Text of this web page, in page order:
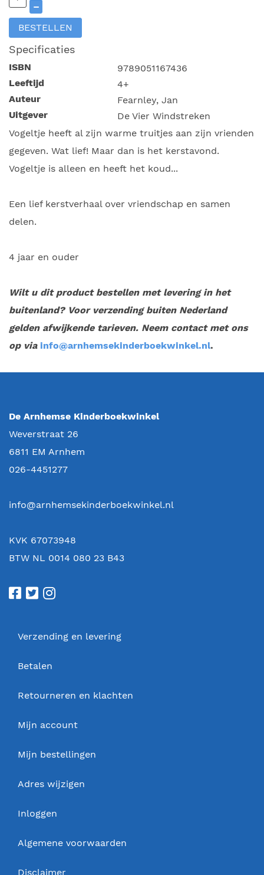
–
BESTELLEN
Specificaties
ISBN
9789051167436
Leeftijd
4+
Auteur
Fearnley, Jan
Uitgever
De Vier Windstreken
Vogeltje heeft al zijn warme truitjes aan zijn vrienden
gegeven. Wat lief! Maar dan is het kerstavond.
Vogeltje is alleen en heeft het koud...
Een lief kerstverhaal over vriendschap en samen
delen.
4 jaar en ouder
Wilt u dit product bestellen met levering in het
buitenland? Voor verzending buiten Nederland
gelden afwijkende tarieven. Neem contact met ons
op via info@arnhemsekinderboekwinkel.nl.
De Arnhemse Kinderboekwinkel
Weverstraat 26
6811 EM Arnhem
026-4451277
info@arnhemsekinderboekwinkel.nl
KVK 67073948
BTW NL 0014 080 23 B43
Verzending en levering
Betalen
Retourneren en klachten
Mijn account
Mijn bestellingen
Adres wijzigen
Inloggen
Algemene voorwaarden
Disclaimer